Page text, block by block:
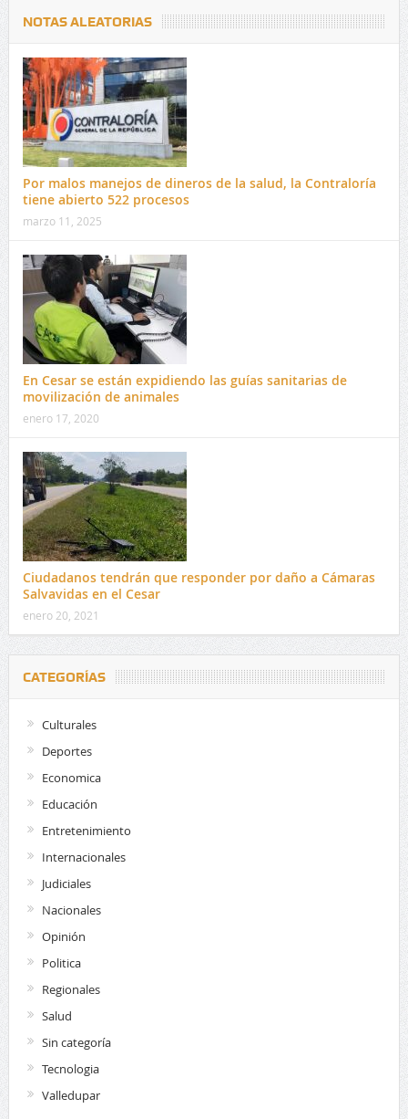
NOTAS ALEATORIAS
Por malos manejos de dineros de la salud, la Contraloría
tiene abierto 522 procesos
marzo 11, 2025
En Cesar se están expidiendo las guías sanitarias de
movilización de animales
enero 17, 2020
Ciudadanos tendrán que responder por daño a Cámaras
Salvavidas en el Cesar
enero 20, 2021
CATEGORÍAS
Culturales
Deportes
Economica
Educación
Entretenimiento
Internacionales
Judiciales
Nacionales
Opinión
Politica
Regionales
Salud
Sin categoría
Tecnologia
Valledupar